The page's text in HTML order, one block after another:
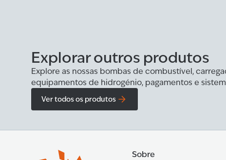
Explorar outros produtos
Explore as nossas bombas de combustível,
equipamentos de hidrogénio, pagamentos e
Ver todos os produtos
Sobre